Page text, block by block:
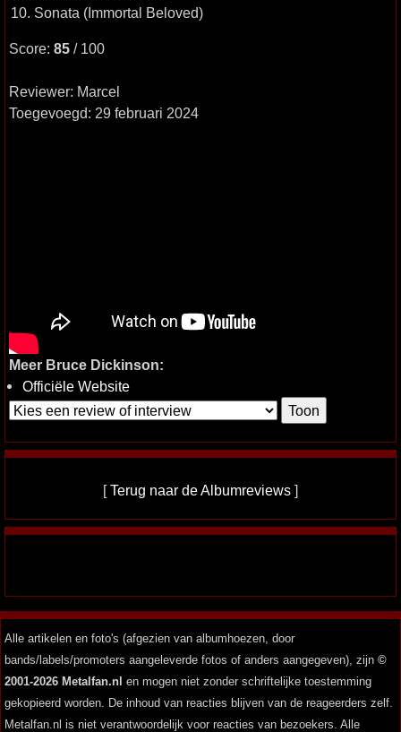
10. Sonata (Immortal Beloved)
Score: 85 / 100
Reviewer: Marcel
Toegevoegd: 29 februari 2024
Meer Bruce Dickinson:
Officiële Website
[Terug naar de Albumreviews ]
Alle artikelen en foto's (afgezien van albumhoezen, door
bands/labels/promoters aangeleverde fotos of anders aangegeven), zijn ©
2001-2026 Metalfan.nl en mogen niet zonder schriftelijke toestemming
gekopieerd worden. De inhoud van reacties blijven van de reageerders zelf.
Metalfan.nl is niet verantwoordelijk voor reacties van bezoekers. Alle